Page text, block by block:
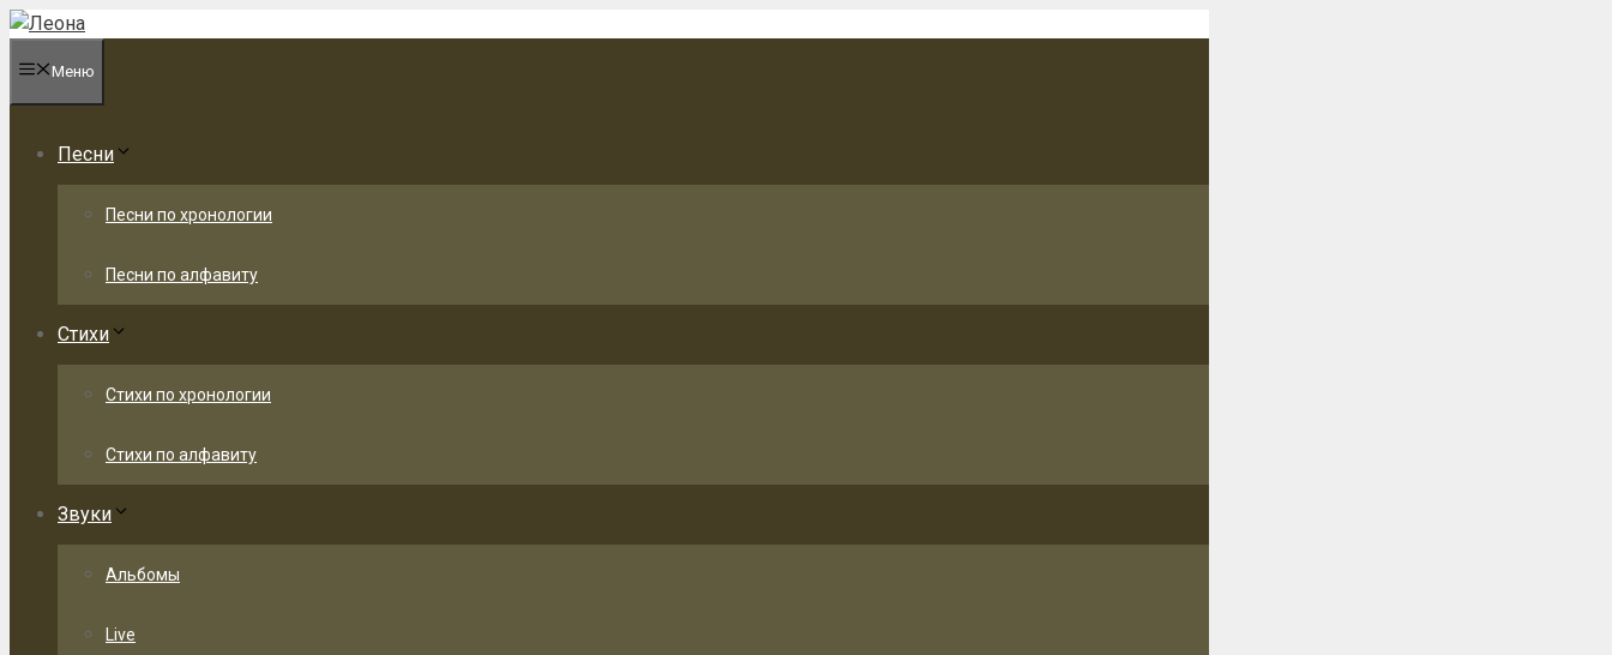
Перейти
содержимому
Меню
Песни
Песни по хронологии
Песни по алфавиту
Стихи
Стихи по хронологии
Стихи по алфавиту
Звуки
Альбомы
Live